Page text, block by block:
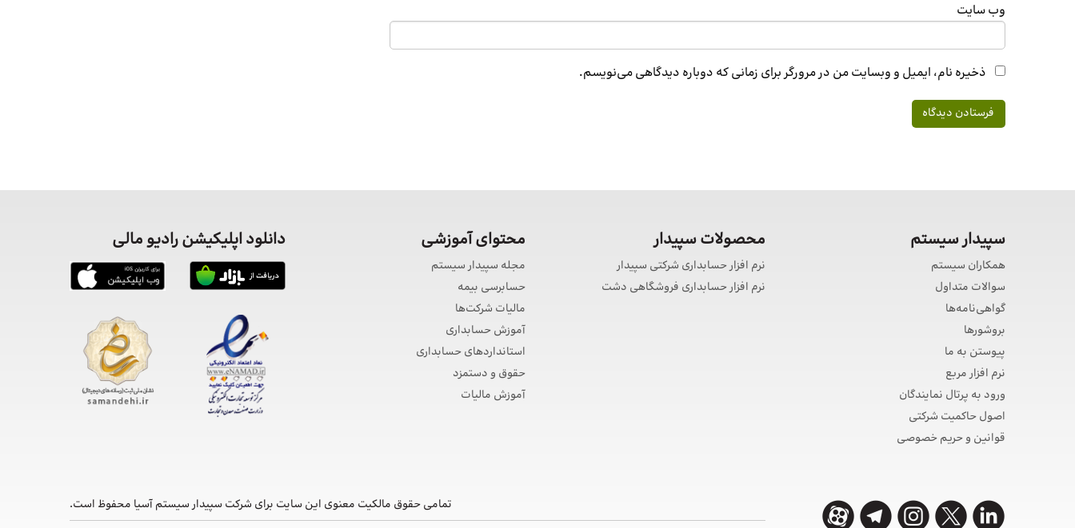
وب‌ سایت
ذخیره نام، ایمیل و وبسایت من در مرورگر برای زمانی که دوباره دیدگاهی می‌نویسم.
سپیدار سیستم
همکاران سیستم
سوالات متداول
گواهی‌نامه‌ها
بروشورها
پیوستن به ما
نرم افزار مربع
ورود به پرتال نمایندگان
اصول حاکمیت شرکتی
قوانین و حریم خصوصی
محصولات سپیدار
نرم افزار حسابداری شرکتی سپیدار
نرم افزار حسابداری فروشگاهی دشت
محتوای آموزشی
مجله سپیدار سیستم
حسابرسی بیمه
مالیات شرکت‌ها
آموزش حسابداری
استانداردهای حسابداری
حقوق و دستمزد
آموزش مالیات
دانلود اپلیکیشن رادیو مالی
تمامی حقوق مالکیت معنوی این ‌سایت برای شرکت سپیدار سیستم آسیا محفوظ است.